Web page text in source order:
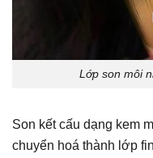
Lớp son môi
Son kết cấu dạng kem
chuyển hoá thành lớp